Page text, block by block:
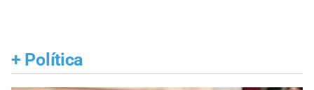
+ Política